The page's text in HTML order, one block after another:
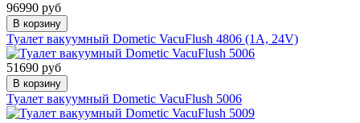
96990 руб
В корзину
Туалет вакуумный Dometic VacuFlush 4806 (1А, 24V)
51690 руб
В корзину
Туалет вакуумный Dometic VacuFlush 5006